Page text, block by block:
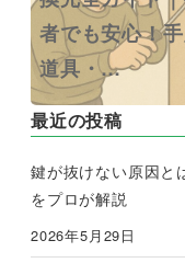
者でも安心！
道具・…
最近の投稿
鍵が抜けない原因と
をプロが解説
2026年5月29日